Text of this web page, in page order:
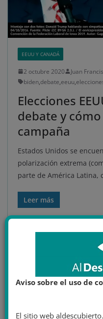
EEUU Y CANADÁ
2 octubre 2020
Juan
biden,debate,eeuu,
Elecciones
debate y
campaña
Estados Unidos se
polarización extrema
parte de América Latina,
Leer más
Área de miembro
¿Eres miembro? Inicia
Aviso sobre el uso de
El sitio web